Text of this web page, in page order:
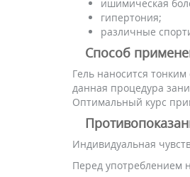
ишимическая
гипертония;
различные
Способ
Гель наносится
данная процедура
Оптимальный курс
Индивидуальная
Перед употреблением